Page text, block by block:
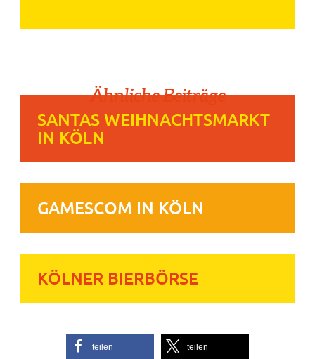
Ähnliche Beiträge
SANTAS WEIHNACHTSMARKT
IN KÖLN
GAMESCOM IN KÖLN
KÖLNER BIERBÖRSE
teilen teilen